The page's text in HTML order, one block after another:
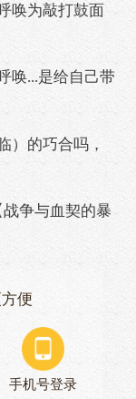
唤为敲打鼓面
...是给自己带
的巧合吗，
争与血契的暴
便
手机号登录